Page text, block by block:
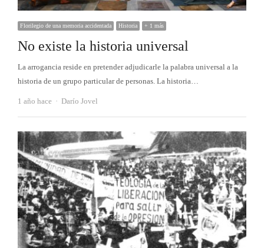
Florilegio de una memoria accidentada Historia + 1 más
No existe la historia universal
La arrogancia reside en pretender adjudicarle la palabra universal a la
historia de un grupo particular de personas. La historia…
1 año hace Autor
Darío Jovel